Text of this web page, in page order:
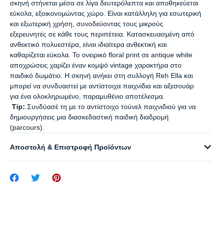
σκηνή στήνεται μέσα σε λίγα δευτερόλεπτα και αποθηκεύεται
εύκολα, εξοικονομώντας χώρο. Είναι κατάλληλη για εσωτερική
και εξωτερική χρήση, συνοδεύοντας τους μικρούς
εξερευνητές σε κάθε τους περιπέτεια. Κατασκευασμένη από
ανθεκτικό πολυεστέρα, είναι ιδιαίτερα ανθεκτική και
καθαρίζεται εύκολα. Το ονειρικό floral print σε antique white
αποχρώσεις χαρίζει έναν κομψό vintage χαρακτήρα στο
παιδικό δωμάτιο. Η σκηνή ανήκει στη συλλογή Reh Ella και
μπορεί να συνδυαστεί με αντίστοιχα παιχνίδια και αξεσουάρ
για ένα ολοκληρωμένο, παραμυθένιο αποτέλεσμα.
Tip: Συνδύασέ τη με το αντίστοιχο τούνελ παιχνιδιού για να
δημιουργήσεις μια διασκεδαστική παιδική διαδρομή
(parcours).
Αποστολή & Επιστροφή Προϊόντων